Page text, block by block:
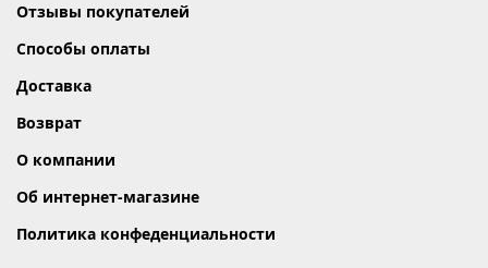
Отзывы покупателей
Способы оплаты
Доставка
Возврат
О компании
Об интернет-магазине
Политика конфеденциальности